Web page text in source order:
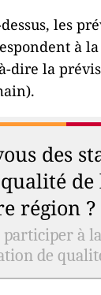
les
à
dire la
des
de
région ?
à
de